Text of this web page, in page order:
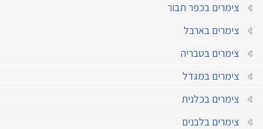
צימרים בכפר תבור
צימרים בארבל
צימרים בטבריה
צימרים במגדל
צימרים בכלנית
צימרים בלבנים